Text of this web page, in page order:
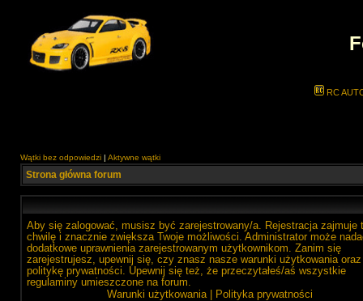
RC
Wątki bez odpowiedzi | Aktywne wątki
Strona główna forum
Aby się zalogować, musisz być zarejestrowany/a. Rejestracja zajmuje
chwilę i znacznie zwiększa Twoje możliwości. Administrator może
dodatkowe uprawnienia zarejestrowanym użytkownikom. Zanim się
zarejestrujesz, upewnij się, czy znasz nasze warunki użytkowania oraz
politykę prywatności. Upewnij się też, że przeczytałeś/aś wszystkie
regulaminy umieszczone na forum.
Warunki użytkowania| Polityka prywatności